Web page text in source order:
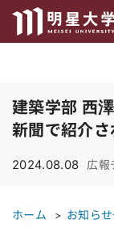
建築学部 西
新聞で紹介さ
2024.08.08 広報
ホーム お知ら